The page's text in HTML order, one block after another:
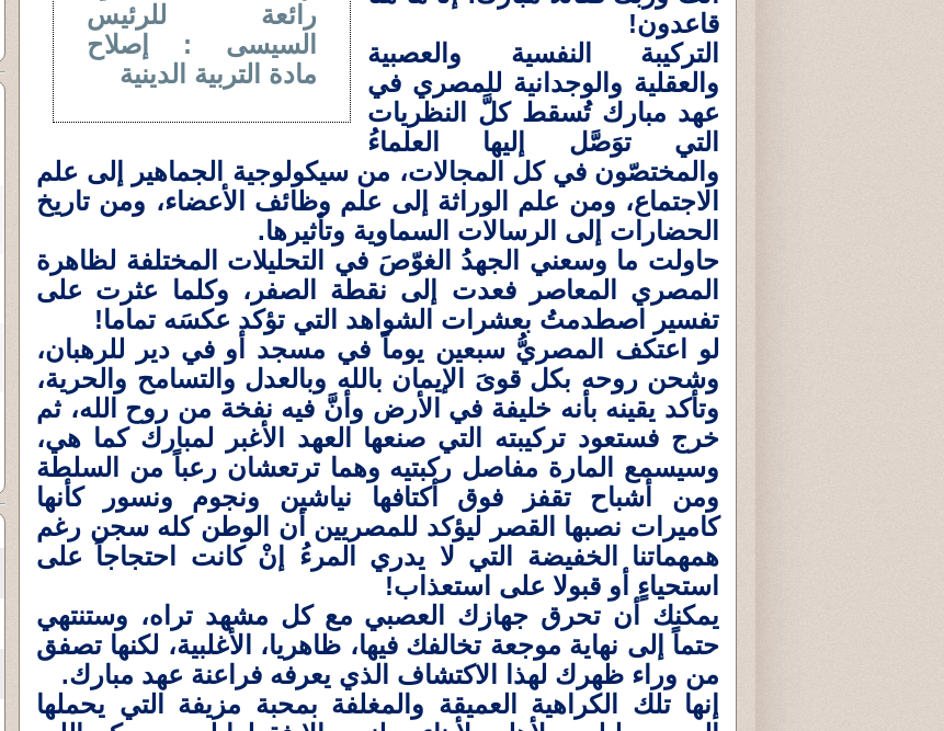
رائعة للرئيس
السيسى : إصلاح
مادة التربية الدينية
قاعدون!
التركيبة النفسية والعصبية
والعقلية والوجدانية للمصري في
عهد مبارك تُسقط كلَّ النظريات
التي توَصَّل إليها العلماءُ
والمختصّون في كل المجالات، من سيكولوجية الجماهير إلى علم
الاجتماع، ومن علم الوراثة إلى علم وظائف الأعضاء، ومن تاريخ
الحضارات إلى الرسالات السماوية وتأثيرها.
حاولت ما وسعني الجهدُ الغوّصَ في التحليلات المختلفة لظاهرة
المصري المعاصر فعدت إلى نقطة الصفر، وكلما عثرت على
تفسير اصطدمتُ بعشرات الشواهد التي تؤكد عكسَه تماما!
لو اعتكف المصريُّ سبعين يوماً في مسجد أو في دير للرهبان،
وشحن روحه بكل قوىَ الإيمان بالله وبالعدل والتسامح والحرية،
وتأكد يقينه بأنه خليفة في الأرض وأنَّ فيه نفخة من روح الله، ثم
خرج فستعود تركيبته التي صنعها العهد الأغبر لمبارك كما هي،
وسيسمع المارة مفاصل ركبتيه وهما ترتعشان رعباً من السلطة
ومن أشباح تقفز فوق أكتافها نياشين ونجوم ونسور كأنها
كاميرات نصبها القصر ليؤكد للمصريين أن الوطن كله سجن رغم
همهماتنا الخفيضة التي لا يدري المرءُ إنْ كانت احتجاجاً على
استحياءٍ أو قبولا على استعذاب!
يمكنك أن تحرق جهازك العصبي مع كل مشهد تراه، وستنتهي
حتماً إلى نهاية موجعة تخالفك فيها، ظاهريا، الأغلبية، لكنها تصفق
من وراء ظهرك لهذا الاكتشاف الذي يعرفه فراعنة عهد مبارك.
إنها تلك الكراهية العميقة والمغلفة بمحبة مزيفة التي يحملها